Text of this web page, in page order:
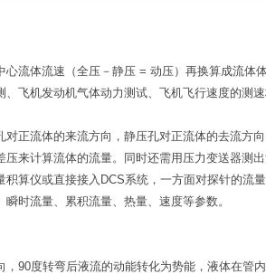
流体流速（全压－静压 = 动压）再换算成流
飞机发动机气体动力测试、飞机飞行速度的测速
正流体的来流方向，静压孔对正流体的去流方
来计算流体的流量。同时还需用压力变送器测
算仪或直接接入DCS系统，一方面对探针的流
时流量、累积流量、热量、速度等参数。
90度转弯后液流的动能转化为势能，液体在管